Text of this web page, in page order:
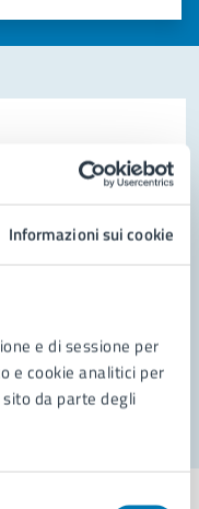
Informazioni sui cookie
e di sessione per
e cookie analitici per
da parte degli